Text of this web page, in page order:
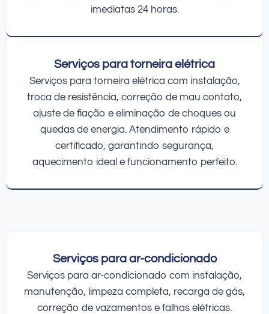
imediatas 24 horas.
Serviços para torneira elétrica
Serviços para torneira elétrica com instalação,
troca de resistência, correção de mau contato,
ajuste de fiação e eliminação de choques ou
quedas de energia. Atendimento rápido e
certificado, garantindo segurança,
aquecimento ideal e funcionamento perfeito.
Serviços para ar-condicionado
Serviços para ar-condicionado com instalação,
manutenção, limpeza completa, recarga de gás,
correção de vazamentos e falhas elétricas.